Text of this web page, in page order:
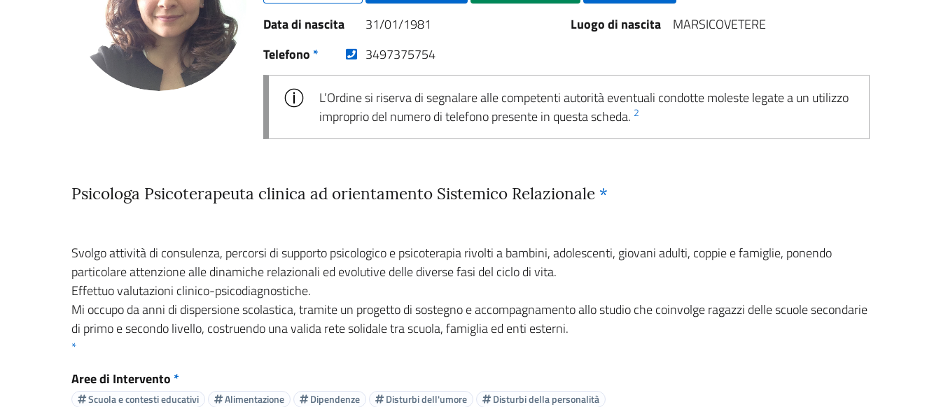
Data di nascita 31/01/1981 Luogo di nascita
MARSICOVETERE
Telefono * (nuova scheda - new tab)
3497375754
L’Ordine si riserva di segnalare alle competenti autorità eventuali condotte moleste legate a un utilizzo
improprio del numero di telefono presente in questa scheda. 2
Psicologa Psicoterapeuta clinica ad orientamento Sistemico Relazionale *
Svolgo attività di consulenza, percorsi di supporto psicologico e psicoterapia rivolti a bambini, adolescenti, giovani adulti, coppie e famiglie, ponendo
particolare attenzione alle dinamiche relazionali ed evolutive delle diverse fasi del ciclo di vita.
Effettuo valutazioni clinico-psicodiagnostiche.
Mi occupo da anni di dispersione scolastica, tramite un progetto di sostegno e accompagnamento allo studio che coinvolge ragazzi delle scuole secondarie
di primo e secondo livello, costruendo una valida rete solidale tra scuola, famiglia ed enti esterni.
*
Aree di Intervento *
Scuola e contesti educativi Alimentazione Dipendenze Disturbi dell'umore Disturbi della personalità